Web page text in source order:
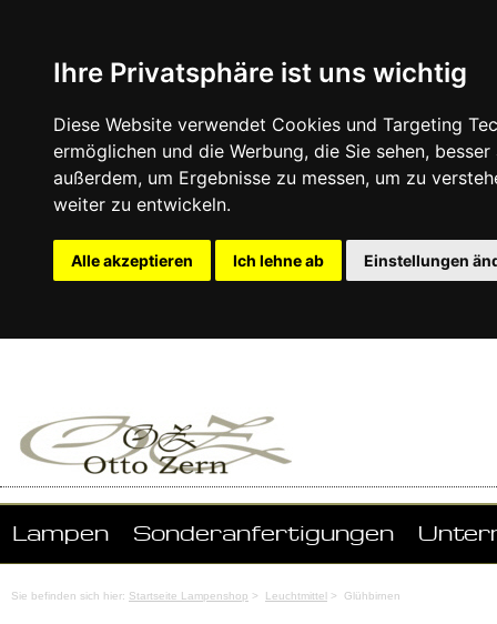
Ihre Privatsphäre ist uns wichtig
Diese Website verwendet Cookies und Targeting
ermöglichen und die Werbung, die Sie sehen,
außerdem, um Ergebnisse zu messen, um zu
weiter zu entwickeln.
Alle akzeptieren Ich lehne ab Einstellungen
Lampen Sonderanfertigungen
Sie befinden sich hier: Startseite Lampenshop > Leuchtmittel > Glühbirnen